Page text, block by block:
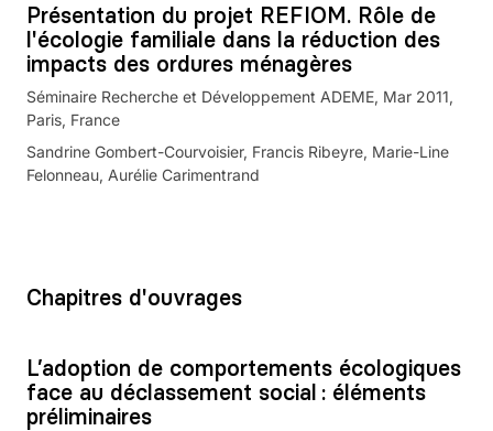
Présentation du projet REFIOM. Rôle de
l'écologie familiale dans la réduction des
impacts des ordures ménagères
Séminaire Recherche et Développement ADEME, Mar 2011,
Paris, France
Sandrine Gombert-Courvoisier, Francis Ribeyre, Marie-Line
Felonneau, Aurélie Carimentrand
Chapitres d'ouvrages
L’adoption de comportements écologiques
face au déclassement social : éléments
préliminaires